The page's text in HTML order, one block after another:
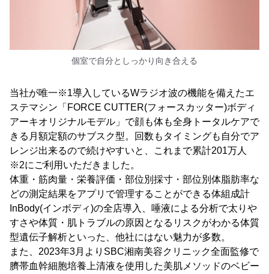
個室で自分としっかり向き合える
当社が唯一※1導入しているWラジオ波の機能を備えたエ
ステマシン「FORCE CUTTER(フォースカッター)ボディ
アーキオリジナルモデル」で顔も体も全身トータルケアで
きる月額定額のサブスク型。回数もタイミングも自分でア
レンジ出来るので続けやすいと、これまで累計201万人
※2にご利用いただきました。
体重・筋肉量・栄養評価・部位別採寸・部位別体脂肪率な
どの測定結果をアプリで管理することができる体組成計
InBody(インボディ)の全店導入、唾液による分析で太りや
すさや体質・肌トラブルの原因となるリスクがわかる体質
型遺伝子解析といった、他社にはない魅力が多数。
また、2023年3月よりSBC湘南美容クリニック全面監修で
臍帯血幹細胞培養上清液を使用した美肌メソッドのベビー